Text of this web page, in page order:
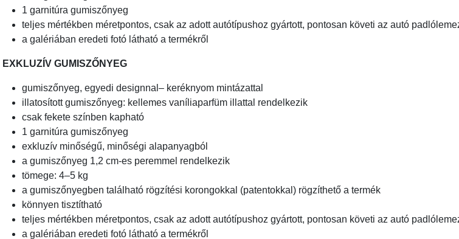
1 garnitúra gumiszőnyeg
teljes mértékben méretpontos, csak az adott autótípushoz gyártott, pontosan követi az autó
a galériában eredeti fotó látható a termékről
EXKLUZÍV GUMISZŐNYEG
gumiszőnyeg, egyedi designnal– keréknyom mintázattal
illatosított gumiszőnyeg: kellemes vaníliaparfüm illattal rendelkezik
csak fekete színben kapható
1 garnitúra gumiszőnyeg
exkluzív minőségű, minőségi alapanyagból
a gumiszőnyeg 1,2 cm-es peremmel rendelkezik
tömege: 4–5 kg
a gumiszőnyegben található rögzítési korongokkal (patentokkal) rögzíthető a termék
könnyen tisztítható
teljes mértékben méretpontos, csak az adott autótípushoz gyártott, pontosan követi az autó
a galériában eredeti fotó látható a termékről